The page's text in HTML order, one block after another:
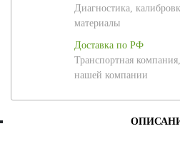
Диагностика,
материалы
Доставка по РФ
Транспортная
нашей компании